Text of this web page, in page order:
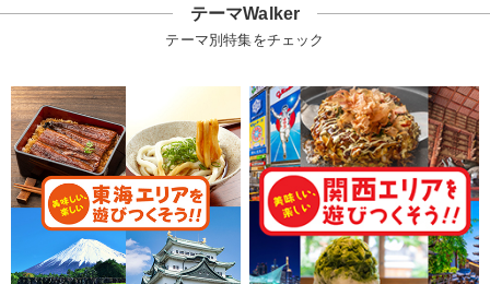
テーマWalker
テーマ別特集をチェック